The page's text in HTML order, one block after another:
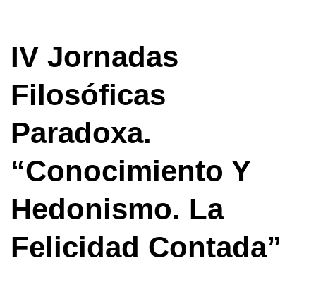
IV Jornadas
Filosóficas
Paradoxa.
“Conocimiento Y
Hedonismo. La
Felicidad Contada”